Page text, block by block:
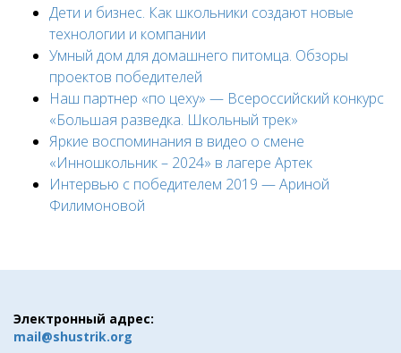
Дети и бизнес. Как школьники создают новые
технологии и компании
Умный дом для домашнего питомца. Обзоры
проектов победителей
Наш партнер «по цеху» — Всероссийский конкурс
«Большая разведка. Школьный трек»
Яркие воспоминания в видео о смене
«Инношкольник – 2024» в лагере Артек
Интервью с победителем 2019 — Ариной
Филимоновой
Электронный адрес:
mail@shustrik.org